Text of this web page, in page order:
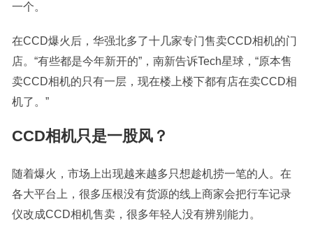
一个。
在CCD爆火后，华强北多了十几家专门售卖CCD相机的门
店。“有些都是今年新开的”，南新告诉Tech星球，“原本售
卖CCD相机的只有一层，现在楼上楼下都有店在卖CCD相
机了。”
CCD相机只是一股风？
随着爆火，市场上出现越来越多只想趁机捞一笔的人。在
各大平台上，很多压根没有货源的线上商家会把行车记录
仪改成CCD相机售卖，很多年轻人没有辨别能力。